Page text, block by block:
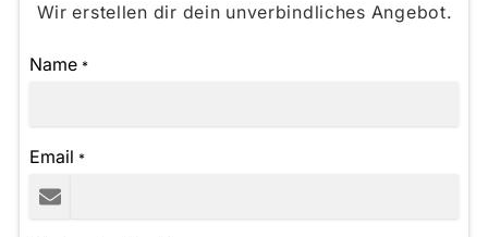
Wir erstellen dir dein unverbindliches Angebot.
Name *
Email *